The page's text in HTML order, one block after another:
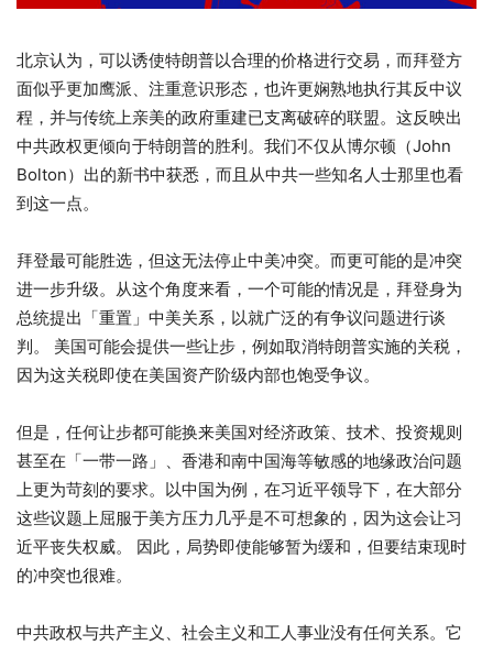
北京认为，可以诱使特朗普以合理的价格进行交易，而拜登方
面似乎更加鹰派、注重意识形态，也许更娴熟地执行其反中议
程，并与传统上亲美的政府重建已支离破碎的联盟。这反映出
中共政权更倾向于特朗普的胜利。我们不仅从博尔顿（John
Bolton）出的新书中获悉，而且从中共一些知名人士那里也看
到这一点。
拜登最可能胜选，但这无法停止中美冲突。而更可能的是冲突
进一步升级。从这个角度来看，一个可能的情况是，拜登身为
总统提出「重置」中美关系，以就广泛的有争议问题进行谈
判。 美国可能会提供一些让步，例如取消特朗普实施的关税，
因为这关税即使在美国资产阶级内部也饱受争议。
但是，任何让步都可能换来美国对经济政策、技术、投资规则
甚至在「一带一路」、香港和南中国海等敏感的地缘政治问题
上更为苛刻的要求。以中国为例，在习近平领导下，在大部分
这些议题上屈服于美方压力几乎是不可想象的，因为这会让习
近平丧失权威。 因此，局势即使能够暂为缓和，但要结束现时
的冲突也很难。
中共政权与共产主义、社会主义和工人事业没有任何关系。它